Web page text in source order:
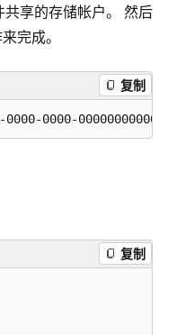
享的存储帐户。 然后
完成。
复制
复制